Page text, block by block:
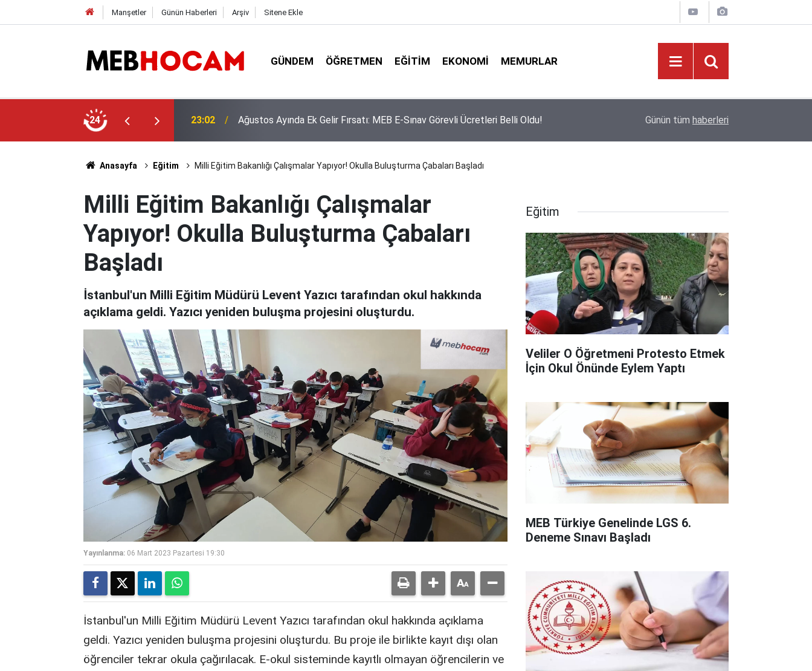
Manşetler Günün Haberleri Arşiv Sitene Ekle
GÜNDEM ÖĞRETMEN EĞITIM EKONOMI MEMURLAR
24
E-Sınav Görevli Ücretleri Belli Oldu! 21:02 Türk Eğitim-Sen’den Liyakat ve Öğretmen Yetiştirme Süreci Açıklaması 2026-2027 Ücretli Öğretmenlik Başvuruları
Günün tüm haberleri
Anasayfa Eğitim Milli Eğitim Bakanlığı Çalışmalar Yapıyor! Okulla Buluşturma Çabaları Başladı
Milli Eğitim Bakanlığı Çalışmalar
Yapıyor! Okulla Buluşturma Çabaları
Başladı
İstanbul'un Milli Eğitim Müdürü Levent Yazıcı tarafından okul hakkında
açıklama geldi. Yazıcı yeniden buluşma projesini oluşturdu.
Yayınlanma: 06 Mart 2023 Pazartesi 19:30
İstanbul'un Milli Eğitim Müdürü Levent Yazıcı tarafından okul hakkında açıklama
geldi. Yazıcı yeniden buluşma projesini oluşturdu. Bu proje ile birlikte kayıt dışı olan
öğrenciler tekrar okula çağırılacak. E-okul sisteminde kayıtlı olmayan öğrencilerin ve
Eğitim
Veliler O Öğretmeni Protesto Etmek
İçin Okul Önünde Eylem Yaptı
MEB Türkiye Genelinde LGS 6.
Deneme Sınavı Başladı